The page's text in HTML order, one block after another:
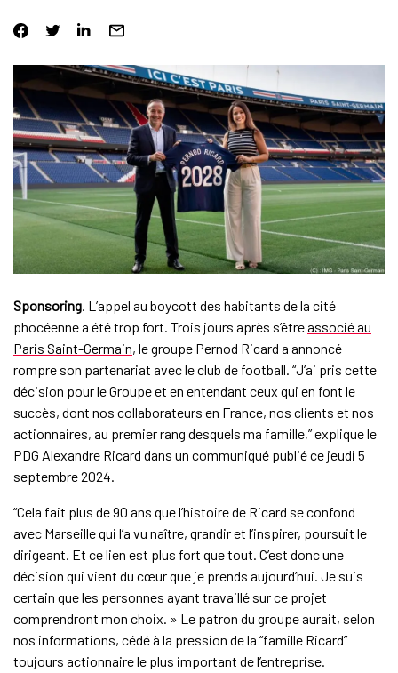
Sponsoring. L’appel au boycott des habitants de la cité
phocéenne a été trop fort. Trois jours après s’êtreassocié au
Paris Saint-Germain, le groupe Pernod Ricard a annoncé
rompre son partenariat avec le club de football. “J’ai pris cette
décision pour le Groupe et en entendant ceux qui en font le
succès, dont nos collaborateurs en France, nos clients et nos
actionnaires, au premier rang desquels ma famille,” explique le
PDG Alexandre Ricard dans un communiqué publié ce jeudi 5
septembre 2024.
“Cela fait plus de 90 ans que l’histoire de Ricard se confond
avec Marseille qui l’a vu naître, grandir et l’inspirer, poursuit le
dirigeant. Et ce lien est plus fort que tout. C’est donc une
décision qui vient du cœur que je prends aujourd’hui. Je suis
certain que les personnes ayant travaillé sur ce projet
comprendront mon choix. » Le patron du groupe aurait, selon
nos informations, cédé à la pression de la “famille Ricard”
toujours actionnaire le plus important de l’entreprise.